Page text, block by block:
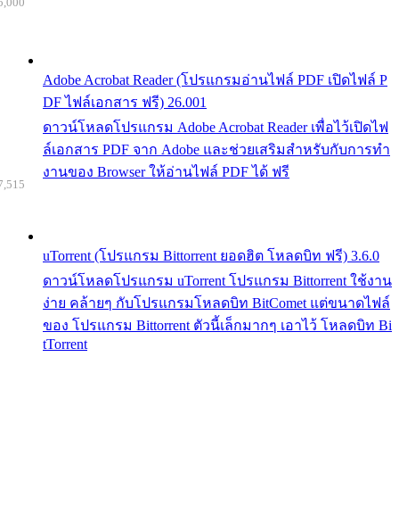
Adobe Acrobat Reader (โปรแกรมอ่านไฟล์ PDF เปิดไฟล์ P
DF ไฟล์เอกสาร ฟรี) 26.001
ดาวน์โหลดโปรแกรม Adobe Acrobat Reader เพื่อไว้เปิดไฟ
ล์เอกสาร PDF จาก Adobe และช่วยเสริมสำหรับกับการทำ
งานของ Browser ให้อ่านไฟล์ PDF ได้ ฟรี
uTorrent (โปรแกรม Bittorrent ยอดฮิต โหลดบิท ฟรี) 3.6.0
ดาวน์โหลดโปรแกรม uTorrent โปรแกรม Bittorrent ใช้งาน
ง่าย คล้ายๆ กับโปรแกรมโหลดบิท BitComet แต่ขนาดไฟล์
ของ โปรแกรม Bittorrent ตัวนี้เล็กมากๆ เอาไว้ โหลดบิท Bi
tTorrent